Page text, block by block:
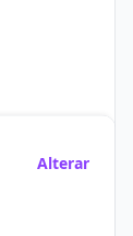
Alterar